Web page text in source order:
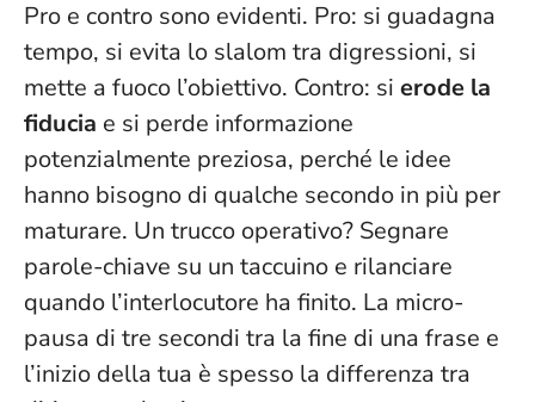
Pro e contro sono evidenti. Pro: si guadagna
tempo, si evita lo slalom tra digressioni, si
mette a fuoco l’obiettivo. Contro: si erode la
fiducia e si perde informazione
potenzialmente preziosa, perché le idee
hanno bisogno di qualche secondo in più per
maturare. Un trucco operativo? Segnare
parole-chiave su un taccuino e rilanciare
quando l’interlocutore ha finito. La micro-
pausa di tre secondi tra la fine di una frase e
l’inizio della tua è spesso la differenza tra